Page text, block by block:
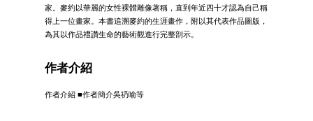
家。麥約以華麗的女性裸體雕像著稱，直到年近四十才認為自己稱
得上一位畫家。本書追溯麥約的生涯畫作，附以其代表作品圖版，
為其以作品禮讚生命的藝術觀進行完整剖示。
作者介紹
作者介紹 ■作者簡介吳礽喻等